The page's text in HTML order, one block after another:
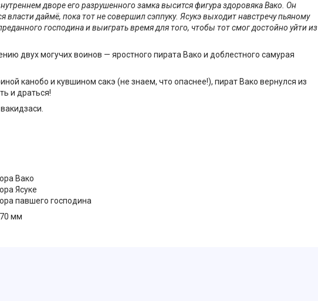
дворе его разрушенного замка высится фигура здоровяка Вако. Он
власти даймё, пока тот не совершил сэппуку. Ясукэ выходит навстречу пьяному
господина и выиграть время для того, чтобы тот смог достойно уйти из
двух могучих воинов — яростного пирата Вако и доблестного самурая
канобо и кувшином сакэ (не знаем, что опаснее!), пират Вако вернулся из
и драться!
Вако
Ясуке
павшего господина
мм